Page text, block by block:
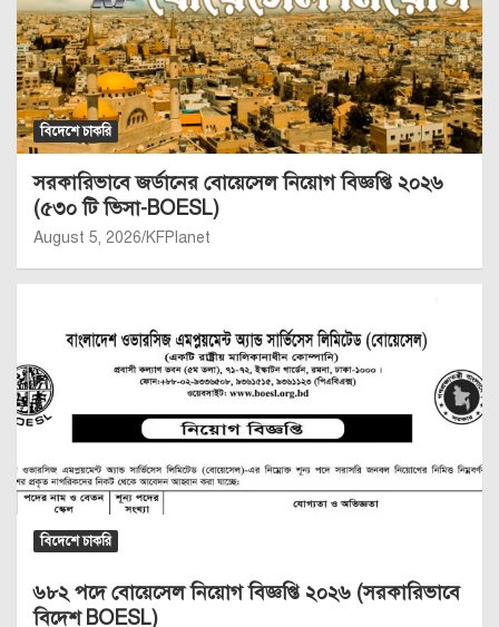
বিদেশে চাকরি
সরকারিভাবে জর্ডানের বোয়েসেল নিয়োগ বিজ্ঞপ্তি ২০২৬
(৫৩০ টি ভিসা-BOESL)
August 5, 2026 KFPlanet
বিদেশে চাকরি
৬৮২ পদে বোয়েসেল নিয়োগ বিজ্ঞপ্তি ২০২৬ (সরকারিভাবে
বিদেশ BOESL)